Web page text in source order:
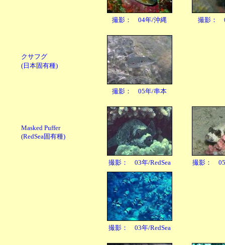
撮影： 04年/沖縄 撮影：
クサフグ
(日本固有種)
撮影： 05年/串本
Masked Puffer
(RedSea固有種)
撮影： 03年/RedSea 撮影： 05
撮影： 03年/RedSea